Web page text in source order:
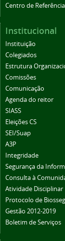
Centro de Referência
Institucional
Instituição
Colegiados
Estrutura
Comissões
Comunicação
Agenda do reitor
SIASS
Eleições CS
SEI/Suap
A3P
Integridade
Segurança da
Consulta à
Atividade Disciplinar
Protocolo de
Gestão 2012-2019
Boletim de Serviços